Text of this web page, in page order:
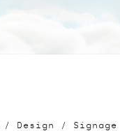
/ Design / Signage